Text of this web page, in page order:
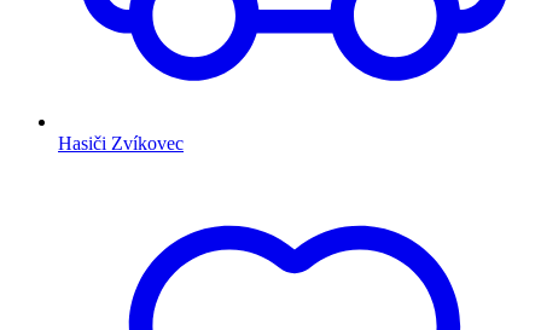
Hasiči Zvíkovec